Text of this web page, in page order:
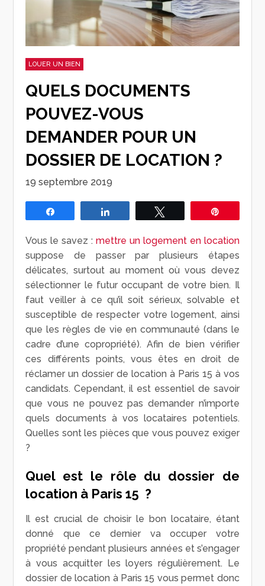
LOUER UN BIEN
QUELS DOCUMENTS
POUVEZ-VOUS
DEMANDER POUR UN
DOSSIER DE LOCATION ?
19 septembre 2019
Vous le savez : mettre un logement en location
suppose de passer par plusieurs étapes
délicates, surtout au moment où vous devez
sélectionner le futur occupant de votre bien. Il
faut veiller à ce qu’il soit sérieux, solvable et
susceptible de respecter votre logement, ainsi
que les règles de vie en communauté (dans le
cadre d’une copropriété). Afin de bien vérifier
ces différents points, vous êtes en droit de
réclamer un dossier de location à Paris 15 à vos
candidats. Cependant, il est essentiel de savoir
que vous ne pouvez pas demander n’importe
quels documents à vos locataires potentiels.
Quelles sont les pièces que vous pouvez exiger
?
Quel est le rôle du dossier de
location à Paris 15 ?
Il est crucial de choisir le bon locataire, étant
donné que ce dernier va occuper votre
propriété pendant plusieurs années et s’engager
à vous acquitter les loyers régulièrement. Le
dossier de location à Paris 15 vous permet donc